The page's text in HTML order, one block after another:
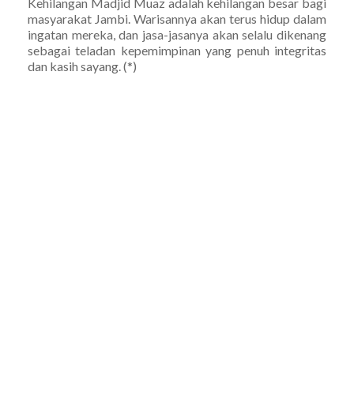
masyarakat Jambi. Warisannya akan terus hidup dalam
ingatan mereka, dan jasa-jasanya akan selalu dikenang
sebagai teladan kepemimpinan yang penuh integritas
dan kasih sayang. (*)